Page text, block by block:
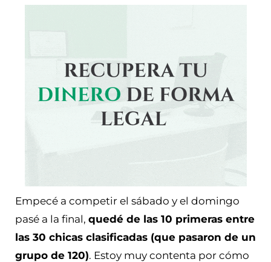
Empecé a competir el sábado y el domingo
pasé a la final, quedé de las 10 primeras entre
las 30 chicas clasificadas (que pasaron de un
grupo de 120). Estoy muy contenta por cómo